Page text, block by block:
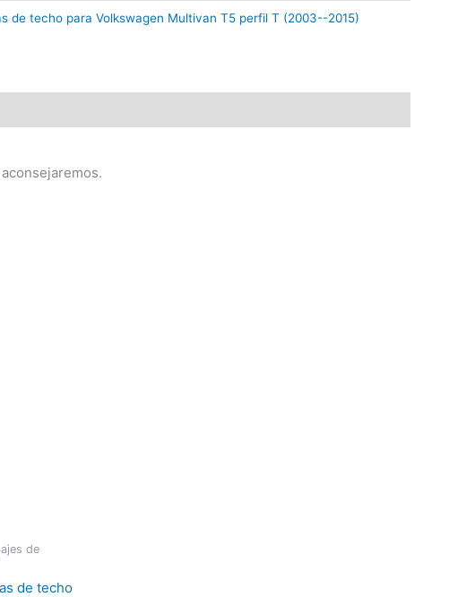
de techo para Volkswagen Multivan T5 perfil T (2003--2015)
de
de techo